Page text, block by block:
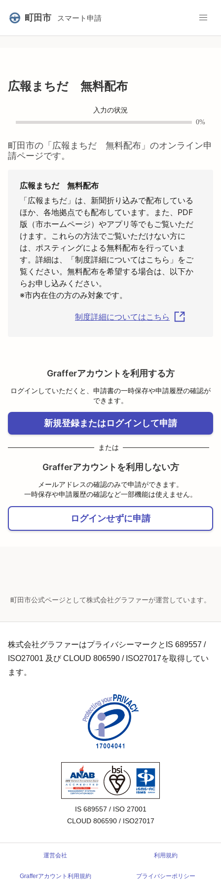
町田市 スマート申請
広報まちだ 無料配布
入力の状況
0%
町田市の「 広報まちだ 無料配布 」のオンライン申
請ページです。
広報まちだ 無料配布
「広報まちだ」は、新聞折り込みで配布している
ほか、各地拠点でも配布しています。また、PDF
版（市ホームページ）やアプリ等でもご覧いただ
けます。これらの方法でご覧いただけない方に
は、ポスティングによる無料配布を行っていま
す。詳細は、「制度詳細についてはこちら」をご
覧ください。無料配布を希望する場合は、以下か
らお申し込みください。
※市内在住の方のみ対象です。
制度詳細についてはこちら
Grafferアカウントを利用する方
ログインしていただくと、申請書の一時保存や申請履歴の確認が
できます。
新規登録またはログインして申請
または
Grafferアカウントを利用しない方
メールアドレスの確認のみで申請ができます。
一時保存や申請履歴の確認など一部機能は使えません。
ログインせずに申請
町田市公式ページとして株式会社グラファーが運営しています。
株式会社グラファーはプライバシーマークとIS 689557 /
ISO27001 及び CLOUD 806590 / ISO27017を取得してい
ます。
IS 689557 / ISO 27001
CLOUD 806590 / ISO27017
運営会社 利用規約
Grafferアカウント利用規約 プライバシーポリシー